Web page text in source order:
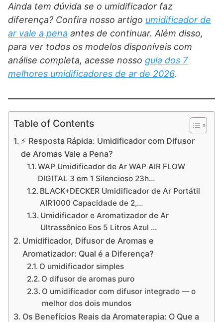
Ainda tem dúvida se o umidificador faz
diferença? Confira nosso artigo umidificador de
ar vale a pena antes de continuar. Além disso,
para ver todos os modelos disponíveis com
análise completa, acesse nosso guia dos 7
melhores umidificadores de ar de 2026.
Table of Contents
⚡ Resposta Rápida: Umidificador com Difusor
de Aromas Vale a Pena?
WAP Umidificador de Ar WAP AIR FLOW
DIGITAL 3 em 1 Silencioso 23h…
BLACK+DECKER Umidificador de Ar Portátil
AIR1000 Capacidade de 2,…
Umidificador e Aromatizador de Ar
Ultrassônico Eos 5 Litros Azul …
Umidificador, Difusor de Aromas e
Aromatizador: Qual é a Diferença?
O umidificador simples
O difusor de aromas puro
O umidificador com difusor integrado — o
melhor dos dois mundos
Os Benefícios Reais da Aromaterapia: O Que a